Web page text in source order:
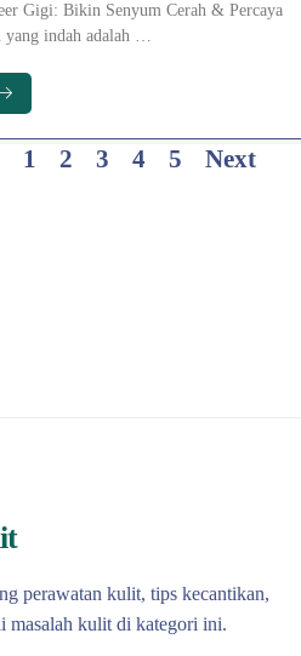
Gigi: Bikin Senyum Cerah & Percaya
yang indah adalah …
1 2 3 4 5 Next
perawatan kulit, tips kecantikan,
masalah kulit di kategori ini.